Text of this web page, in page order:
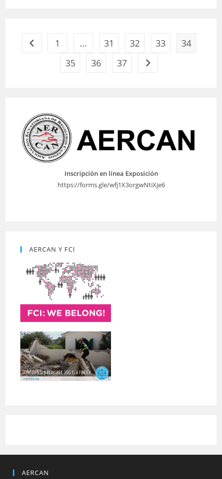
Ir a la página anterior
1 … 31 32 33
34
35
36 37 Ir a la página siguiente
Inscripción en línea Exposición
https://forms.gle/wfj1X3orgwNtiXje6
AERCAN Y FCI
AERCAN